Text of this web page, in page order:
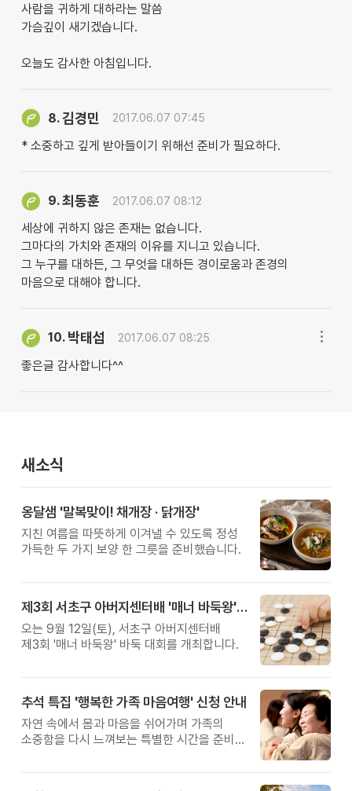
사람을 귀하게 대하라는 말씀
가슴깊이 새기겠습니다.
오늘도 감사한 아침입니다.
8.김경민 2017.06.07 07:45
* 소중하고 깊게 받아들이기 위해선 준비가 필요하다.
9.최동훈 2017.06.07 08:12
세상에 귀하지 않은 존재는 없습니다.
그마다의 가치와 존재의 이유를 지니고 있습니다.
그 누구를 대하든, 그 무엇을 대하든 경이로움과 존경의
마음으로 대해야 합니다.
10. 박태섭 2017.06.07 08:25
좋은글 감사합니다^^
새소식
옹달샘 '말복맞이! 채개장 · 닭개장'
지친 여름을 따뜻하게 이겨낼 수 있도록 정성
가득한 두 가지 보양 한 그릇을 준비했습니다.
제3회 서초구 아버지센터배 '매너 바둑왕' 대회
오는 9월 12일(토), 서초구 아버지센터배
제3회 '매너 바둑왕' 바둑 대회를 개최합니다.
추석 특집 '행복한 가족 마음여행' 신청 안내
자연 속에서 몸과 마음을 쉬어가며 가족의
소중함을 다시 느껴보는 특별한 시간을 준비해